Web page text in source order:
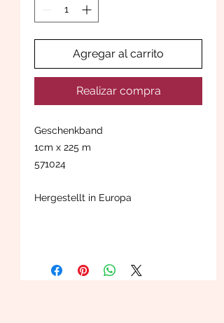
Agregar al carrito
Realizar compra
Geschenkband
1cm x 225 m
571024
Hergestellt in Europa